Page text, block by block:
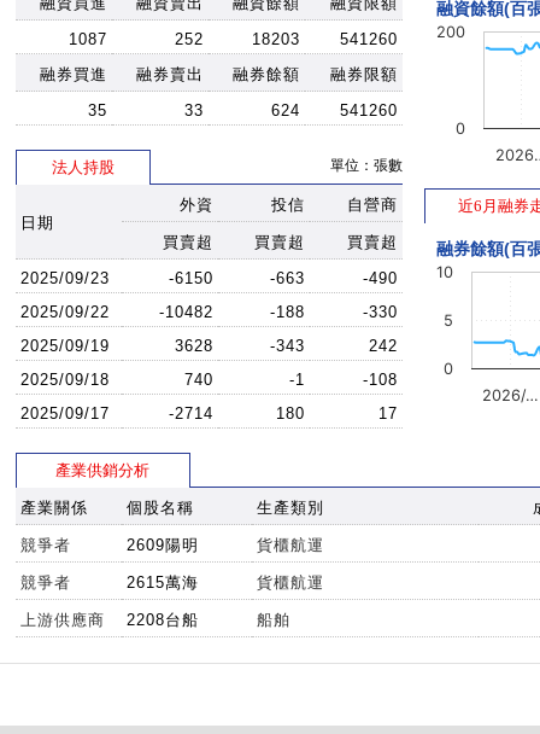
1087
252 18203
541260
融券買進
融券賣出 融券餘額
融券限額
35
33 624 541260
法人持股 單位：張數
日期
外資 投信 自營商
買賣超 買賣超
買賣超
2025/09/23
-6150 -663
-490
2025/09/22
-10482 -188
-330
2025/09/19
3628 -343
242
2025/09/18
740 -1
-108
2025/09/17
-2714 180 17
融資餘額(百
0
200
近6月融券
融券餘額(百
2026/…
0
5
10
產業供銷分析
產業關係 個股名稱 生產類別
競爭者 2609陽明 貨櫃航運
競爭者 2615萬海 貨櫃航運
上游供應商 2208台船 船舶